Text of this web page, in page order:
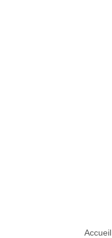
Accueil